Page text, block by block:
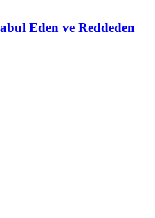
Eden ve Reddeden